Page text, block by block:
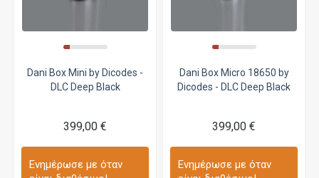
Dani Box Mini by Dicodes -
DLC Deep Black
399,00 €
Ενημέρωσε με όταν
Dani Box Micro 18650 by
Dicodes - DLC Deep Black
399,00 €
Ενημέρωσε με όταν